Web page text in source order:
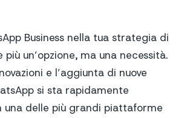
Business nella tua strategia di
un’opzione, ma una necessità.
e l’aggiunta di nuove
si sta rapidamente
una delle più grandi piattaforme